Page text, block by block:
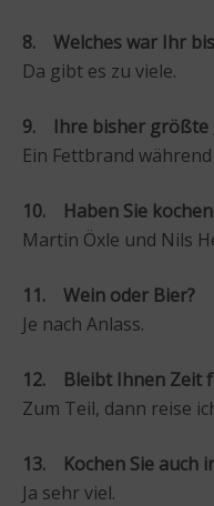
8. Welches war Ihr
Da gibt es zu viele.
9. Ihre bisher größte
Ein Fettbrand während
10. Haben Sie
Martin Öxle und Nils
11. Wein oder Bier?
Je nach Anlass.
12. Bleibt Ihnen Zeit
Zum Teil, dann reise
13. Kochen Sie auch
Ja sehr viel.